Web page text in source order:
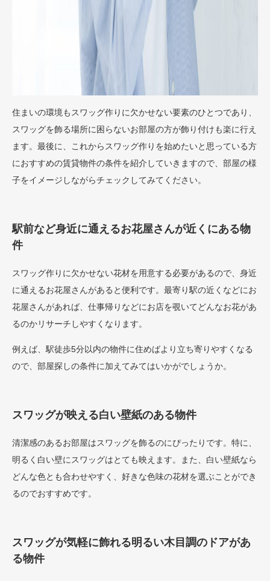
住まいの環境もスワッグ作りに欠かせない要素のひとつであり、
スワッグを飾る場所に困らないお部屋の方が飾り付けも楽に行え
ます。最後に、これからスワッグ作りを始めたいと思っている方
におすすめの賃貸物件の条件を紹介していきますので、部屋の様
子をイメージしながらチェックしてみてください。
駅前など身近に通えるお花屋さんが近くにある物
件
スワッグ作りに欠かせない花材を用意する必要があるので、身近
に通えるお花屋さんがあると便利です。最寄り駅の近くなどにお
花屋さんがあれば、仕事帰りなどにお店を覗いてどんなお花があ
るのかリサーチしやすくなります。
例えば、駅徒歩5分以内の物件に住めばより立ち寄りやすくなる
ので、部屋探しの条件に加えてみてはいかがでしょうか。
スワッグが映える白い壁紙のある物件
清潔感のあるお部屋はスワッグを飾るのにぴったりです。特に、
明るく白い壁にスワッグはとても映えます。また、白い壁紙なら
どんな色とも合わせやすく、好きな色味の花材を選ぶことができ
るのでおすすめです。
スワッグが気軽に飾れる明るい木目調のドアがあ
る物件